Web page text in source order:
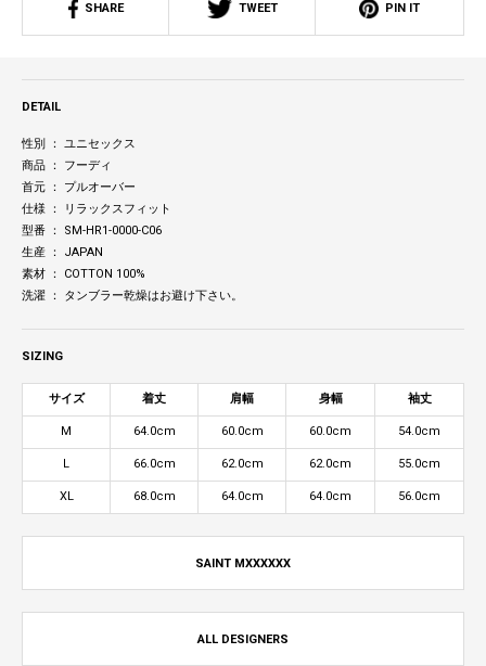
SHARE TWEET PIN IT
DETAIL
性別 ： ユニセックス
商品 ： フーディ
首元 ： プルオーバー
仕様 ： リラックスフィット
型番 ： SM-HR1-0000-C06
生産 ： JAPAN
素材 ： COTTON 100%
洗濯 ： タンブラー乾燥はお避け下さい。
SIZING
サイズ 着丈 肩幅 身幅 袖丈
M 64.0cm 60.0cm 60.0cm 54.0cm
L 66.0cm 62.0cm 62.0cm 55.0cm
XL 68.0cm 64.0cm 64.0cm 56.0cm
SAINT MXXXXXX
ALL DESIGNERS